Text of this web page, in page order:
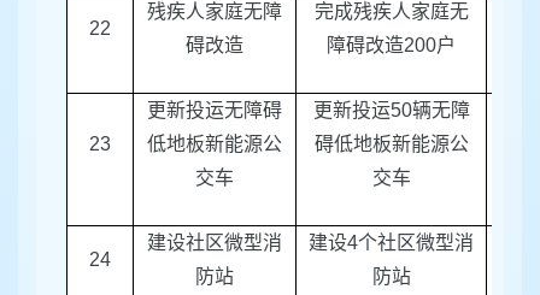
22
残疾人家庭无障
碍改造
完成残疾人家庭无
障碍改造200户
23
更新投运无障碍
低地板新能源公
交车
更新投运50辆无障
碍低地板新能源公
交车
24
建设社区微型消
防站
建设4个社区微型消
防站